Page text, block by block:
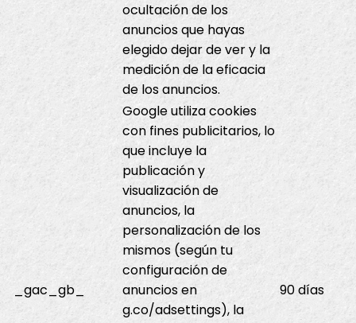
ocultación de los
anuncios que hayas
elegido dejar de ver y la
medición de la eficacia
de los anuncios.
_gac_gb_
Google utiliza cookies
con fines publicitarios, lo
que incluye la
publicación y
visualización de
anuncios, la
personalización de los
mismos (según tu
configuración de
anuncios en
g.co/adsettings), la
90 días